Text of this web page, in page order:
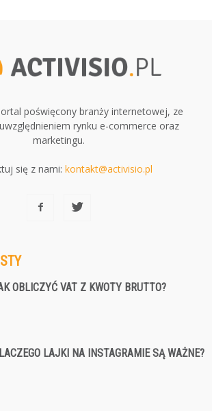
poświęcony branży internetowej, ze
rynku e-commerce oraz
marketingu.
się z nami: kontakt@activisio.pl
OBLICZYĆ VAT Z KWOTY BRUTTO?
LAJKI NA INSTAGRAMIE SĄ WAŻNE?